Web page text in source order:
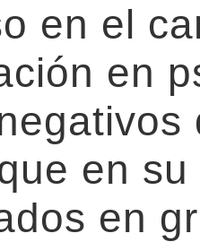
en el
en
en
en